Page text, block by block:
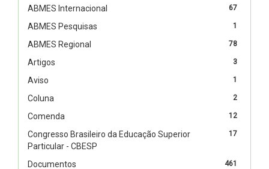
67
ABMES Internacional
1
ABMES Pesquisas
78
ABMES Regional
3
Artigos
1
Aviso
2
Coluna
12
Comenda
17
Congresso Brasileiro da Educação Superior
Particular - CBESP
461
Documentos